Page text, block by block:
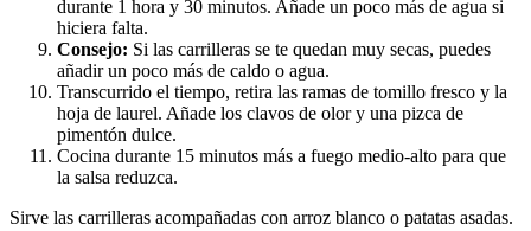
durante 1 hora y 30 minutos. Añade un poco más de agua si
hiciera falta.
Consejo: Si las carrilleras se te quedan muy secas, puedes
añadir un poco más de caldo o agua.
Transcurrido el tiempo, retira las ramas de tomillo fresco y la
hoja de laurel. Añade los clavos de olor y una pizca de
pimentón dulce.
Cocina durante 15 minutos más a fuego medio-alto para que
la salsa reduzca.
Sirve las carrilleras acompañadas con arroz blanco o patatas asadas.